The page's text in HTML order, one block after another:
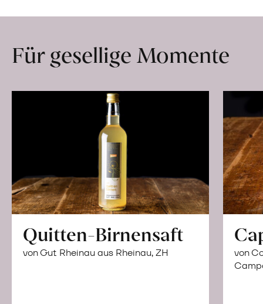
Hof
erfahren
Für gesellige Momente
Quitten-Birnensaft
von Gut Rheinau aus Rheinau, ZH
von